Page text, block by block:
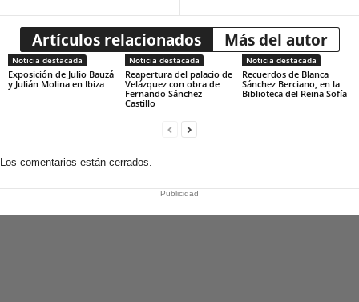
Artículos relacionados Más del autor
Noticia destacada
Exposición de Julio Bauzá
y Julián Molina en Ibiza
Noticia destacada
Reapertura del palacio de
Velázquez con obra de
Fernando Sánchez
Castillo
Noticia destacada
Recuerdos de Blanca
Sánchez Berciano, en la
Biblioteca del Reina Sofía
Los comentarios están cerrados.
Publicidad